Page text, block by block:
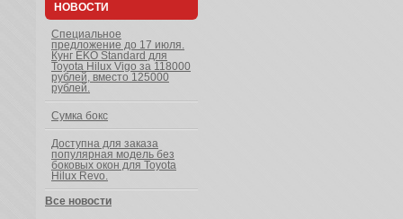
НОВОСТИ
Специальное
предложение до 17 июля.
Кунг EKO Standard для
Toyota Hilux Vigo за 118000
рублей, вместо 125000
рублей.
Сумка бокс
Доступна для заказа
популярная модель без
боковых окон для Toyota
Hilux Revo.
Все новости